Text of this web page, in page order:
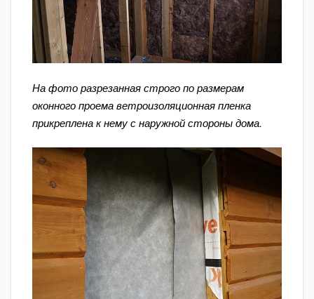
На фото разрезанная строго по размерам
оконного проема ветроизоляционная пленка
прикреплена к нему с наружной стороны дома.